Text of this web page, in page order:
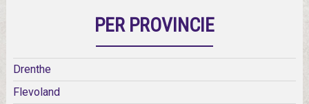
PER PROVINCIE
Drenthe
Flevoland